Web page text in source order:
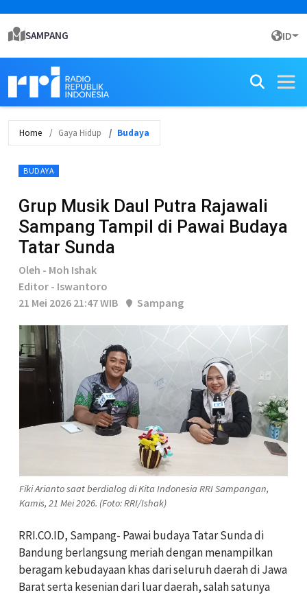
SAMPANG ID
Home Gaya Hidup Budaya
BUDAYA
Grup Musik Daul Putra Rajawali
Sampang Tampil di Pawai Budaya
Tatar Sunda
Oleh - Moh Ishak
Editor - Iswantoro
21 Mei 2026 21:47 WIB
Sampang
Fiki Arianto saat berdialog di Kita Indonesia RRI Sampangan,
Kamis, 21 Mei 2026. (Foto: RRI/Ishak)
RRI.CO.ID, Sampang- Pawai budaya Tatar Sunda di
Bandung berlangsung meriah dengan menampilkan
beragam kebudayaan khas dari seluruh daerah di Jawa
Barat serta kesenian dari luar daerah, salah satunya